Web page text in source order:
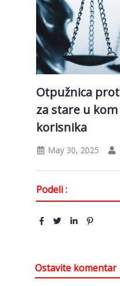
Otpužnica
za stare u
korisnika
May 30, 2025
Podeli :
Ostavite komentar